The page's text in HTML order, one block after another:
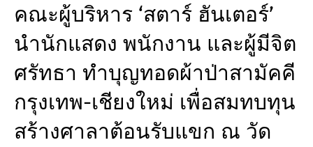
คณะผู้บริหาร ‘สตาร์ ฮันเตอร์’
นำนักแสดง พนักงาน และผู้มีจิต
ศรัทธา ทำบุญทอดผ้าป่าสามัคคี
กรุงเทพ-เชียงใหม่ เพื่อสมทบทุน
สร้างศาลาต้อนรับแขก ณ วัด